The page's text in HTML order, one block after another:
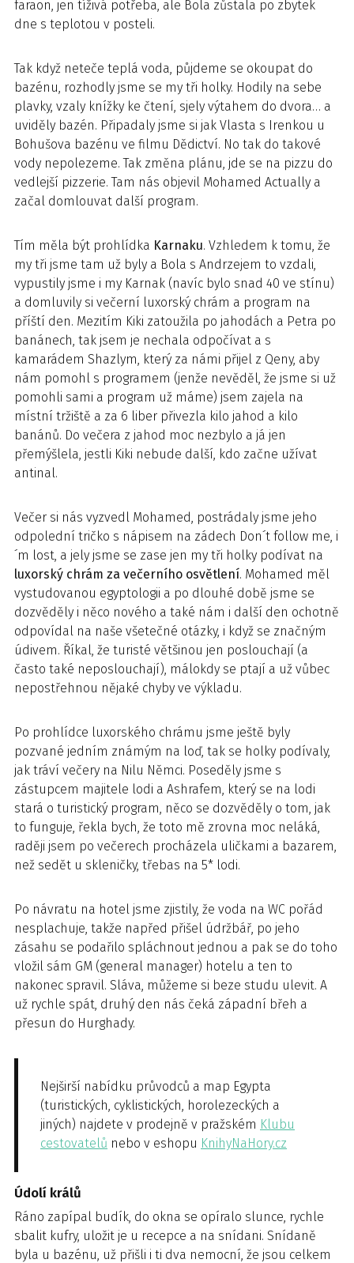
faraon, jen tíživá potřeba, ale Bola zůstala po zbytek
dne s teplotou v posteli.
Tak když neteče teplá voda, půjdeme se okoupat do
bazénu, rozhodly jsme se my tři holky. Hodily na sebe
plavky, vzaly knížky ke čtení, sjely výtahem do dvora… a
uviděly bazén. Připadaly jsme si jak Vlasta s Irenkou u
Bohušova bazénu ve filmu Dědictví. No tak do takové
vody nepolezeme. Tak změna plánu, jde se na pizzu do
vedlejší pizzerie. Tam nás objevil Mohamed Actually a
začal domlouvat další program.
Tím měla být prohlídka Karnaku. Vzhledem k tomu, že
my tři jsme tam už byly a Bola s Andrzejem to vzdali,
vypustily jsme i my Karnak (navíc bylo snad 40 ve stínu)
a domluvily si večerní luxorský chrám a program na
příští den. Mezitím Kiki zatoužila po jahodách a Petra po
banánech, tak jsem je nechala odpočívat a s
kamarádem Shazlym, který za námi přijel z Qeny, aby
nám pomohl s programem (jenže nevěděl, že jsme si už
pomohli sami a program už máme) jsem zajela na
místní tržiště a za 6 liber přivezla kilo jahod a kilo
banánů. Do večera z jahod moc nezbylo a já jen
přemýšlela, jestli Kiki nebude další, kdo začne užívat
antinal.
Večer si nás vyzvedl Mohamed, postrádaly jsme jeho
odpolední tričko s nápisem na zádech Don´t follow me, i
´m lost, a jely jsme se zase jen my tři holky podívat na
luxorský chrám za večerního osvětlení. Mohamed měl
vystudovanou egyptologii a po dlouhé době jsme se
dozvěděly i něco nového a také nám i další den ochotně
odpovídal na naše všetečné otázky, i když se značným
údivem. Říkal, že turisté většinou jen poslouchají (a
často také neposlouchají), málokdy se ptají a už vůbec
nepostřehnou nějaké chyby ve výkladu.
Po prohlídce luxorského chrámu jsme ještě byly
pozvané jedním známým na loď, tak se holky podívaly,
jak tráví večery na Nilu Němci. Poseděly jsme s
zástupcem majitele lodi a Ashrafem, který se na lodi
stará o turistický program, něco se dozvěděly o tom, jak
to funguje, řekla bych, že toto mě zrovna moc neláká,
raději jsem po večerech procházela uličkami a bazarem,
než sedět u skleničky, třebas na 5* lodi.
Po návratu na hotel jsme zjistily, že voda na WC pořád
nesplachuje, takže napřed přišel údržbář, po jeho
zásahu se podařilo spláchnout jednou a pak se do toho
vložil sám GM (general manager) hotelu a ten to
nakonec spravil. Sláva, můžeme si beze studu ulevit. A
už rychle spát, druhý den nás čeká západní břeh a
přesun do Hurghady.
Nejširší nabídku průvodců a map Egypta
(turistických, cyklistických, horolezeckých a
jiných) najdete v prodejně v pražském Klubu
cestovatelů nebo v eshopu KnihyNaHory.cz
Údolí králů
Ráno zapípal budík, do okna se opíralo slunce, rychle
sbalit kufry, uložit je u recepce a na snídani. Snídaně
byla u bazénu, už přišli i ti dva nemocní, že jsou celkem